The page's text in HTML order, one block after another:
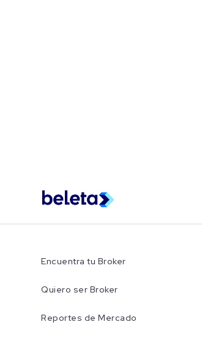
Encuentra tu Broker
Quiero ser Broker
Reportes de Mercado